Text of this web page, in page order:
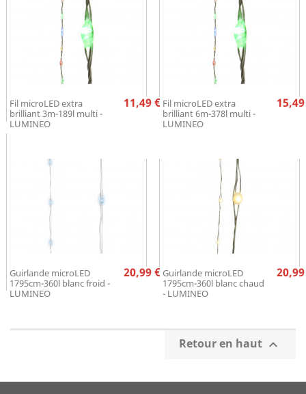
Fil microLED extra
brilliant 3m-189l multi -
LUMINEO
Prix
11,49 € Fil microLED extra
brilliant 6m-378l multi -
LUMINEO
Guirlande microLED
1795cm-360l blanc froid -
LUMINEO
Prix
20,99 € Guirlande microLED
1795cm-360l blanc chaud
- LUMINEO
Retour en haut 